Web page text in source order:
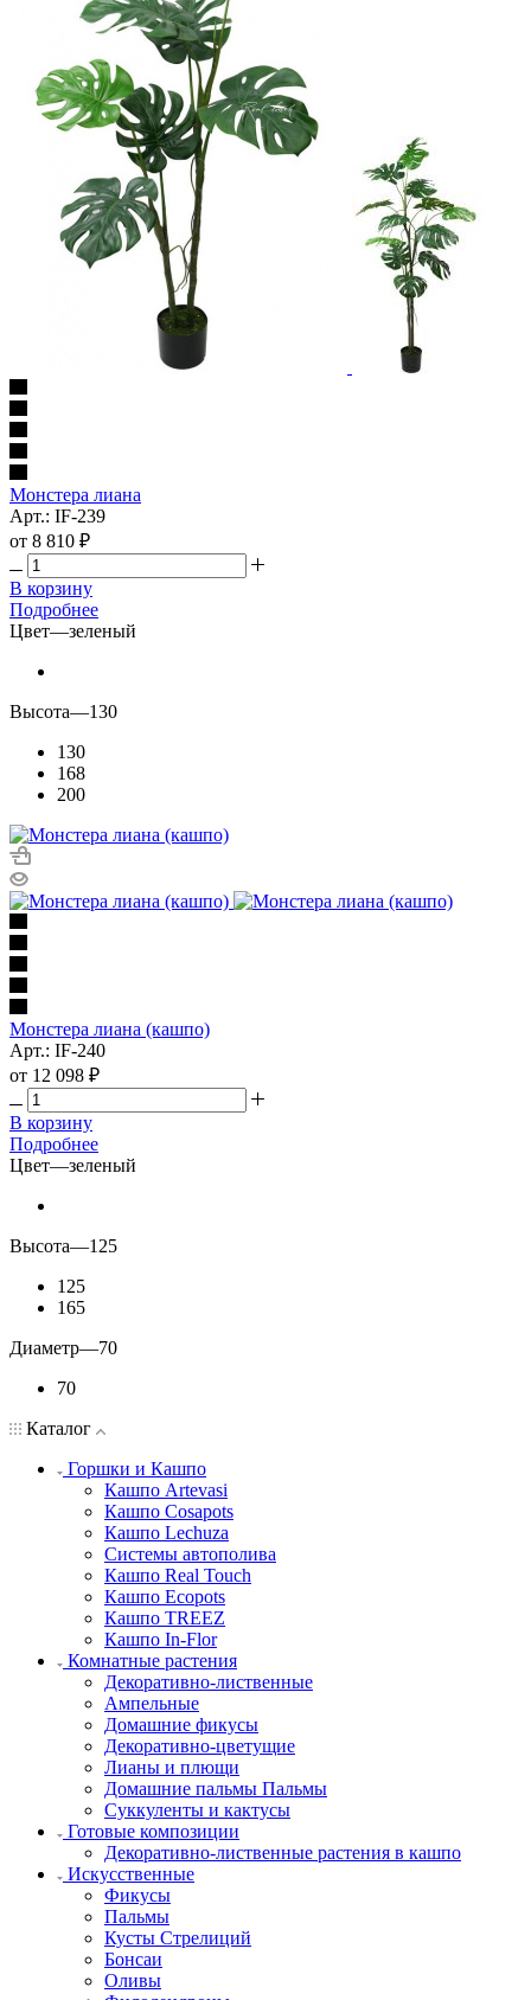
Монстера лиана
Арт.: IF-239
от 8 810 ₽
В корзину
Подробнее
Цвет—зеленый
Высота—130
130
168
200
Монстера лиана (кашпо)
Арт.: IF-240
от 12 098 ₽
В корзину
Подробнее
Цвет—зеленый
Высота—125
125
165
Диаметр—70
70
Каталог
Горшки и Кашпо
Кашпо Artevasi
Кашпо Cosapots
Кашпо Lechuza
Системы автополива
Кашпо Real Touch
Кашпо Ecopots
Кашпо TREEZ
Кашпо In-Flor
Комнатные растения
Декоративно-лиственные
Ампельные
Домашние фикусы
Декоративно-цветущие
Лианы и плющи
Домашние пальмы Пальмы
Суккуленты и кактусы
Готовые композиции
Декоративно-лиственные растения в кашпо
Искусственные
Фикусы
Пальмы
Кусты Стрелиций
Бонсаи
Оливы